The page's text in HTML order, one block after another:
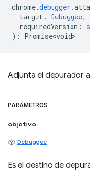
chrome.debugger .
target : Debuggee,
requiredVersion :
) : Promise<void>
Adjunta el depurador
PARÁMETROS
objetivo
Debuggee
Es el destino de